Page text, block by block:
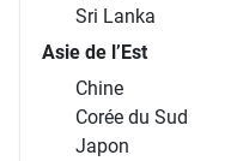
Sri Lanka
Asie de l’Est
Chine
Corée du Sud
Japon